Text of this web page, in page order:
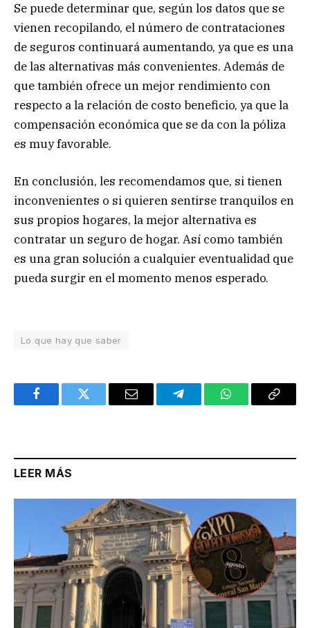
Se puede determinar que, según los datos que se
vienen recopilando, el número de contrataciones
de seguros continuará aumentando, ya que es una
de las alternativas más convenientes. Además de
que también ofrece un mejor rendimiento con
respecto a la relación de costo beneficio, ya que la
compensación económica que se da con la póliza
es muy favorable.
En conclusión, les recomendamos que, si tienen
inconvenientes o si quieren sentirse tranquilos en
sus propios hogares, la mejor alternativa es
contratar un seguro de hogar. Así como también
es una gran solución a cualquier eventualidad que
pueda surgir en el momento menos esperado.
Lo que hay que saber
FacebookTwitter Email TelegramWhatsAppCopy
LEER MÁS